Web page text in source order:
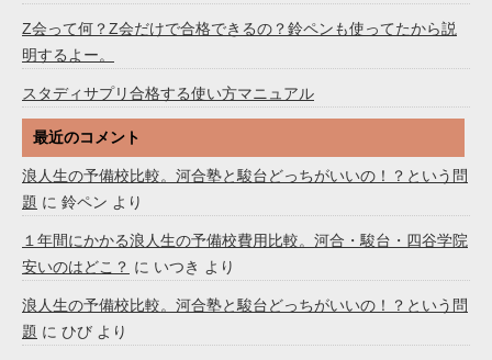
Z会って何？Z会だけで合格できるの？鈴ペンも使ってたから説
明するよー。
スタディサプリ合格する使い方マニュアル
最近のコメント
浪人生の予備校比較。河合塾と駿台どっちがいいの！？という問
題 に 鈴ペン より
１年間にかかる浪人生の予備校費用比較。河合・駿台・四谷学院
安いのはどこ？ に いつき より
浪人生の予備校比較。河合塾と駿台どっちがいいの！？という問
題 に ひび より